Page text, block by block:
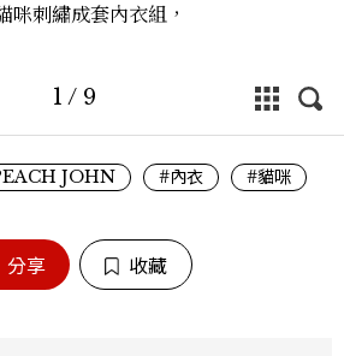
刺繡成套內衣組，
1 / 9
JOHN #內衣 #貓咪
分享 收藏